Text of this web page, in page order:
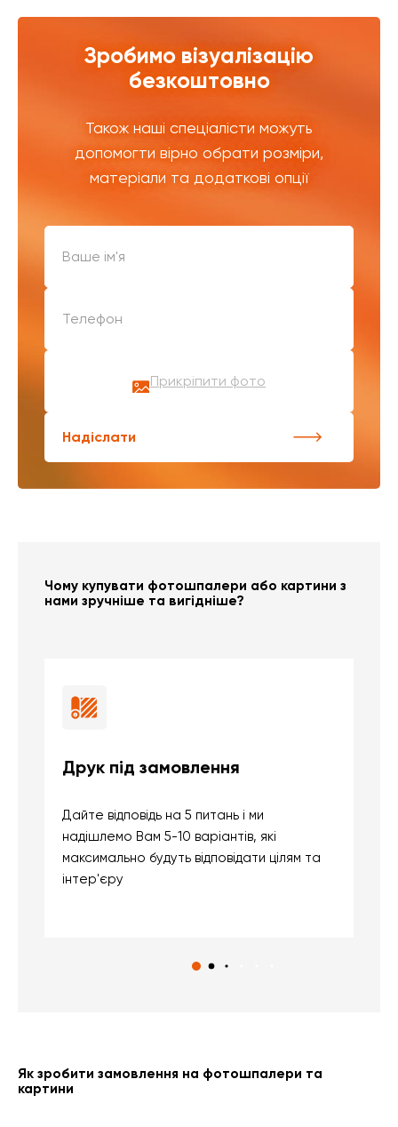
Зробимо візуалізацію
безкоштовно
Також наші спеціалісти можуть
допомогти вірно обрати розміри,
матеріали та додаткові опції
Прикріпити фото
Надіслати
Чому купувати фотошпалери або картини з
нами зручніше та вигідніше?
Друк під замовлення
Дайте відповідь на 5 питань і ми
надішлемо Вам 5-10 варіантів, які
максимально будуть відповідати цілям та
інтер'єру
Як зробити замовлення на фотошпалери та
картини